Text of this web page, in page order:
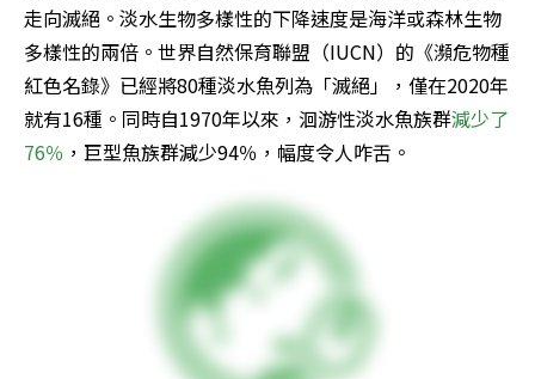
走向滅絕。淡水生物多樣性的下降速度是海洋或森林生物
多樣性的兩倍。世界自然保育聯盟（IUCN）的《瀕危物種
紅色名錄》已經將80種淡水魚列為「滅絕」，僅在2020年
就有16種。同時自1970年以來，洄游性淡水魚族群減少了
76％ ，巨型魚族群減少94％，幅度令人咋舌。